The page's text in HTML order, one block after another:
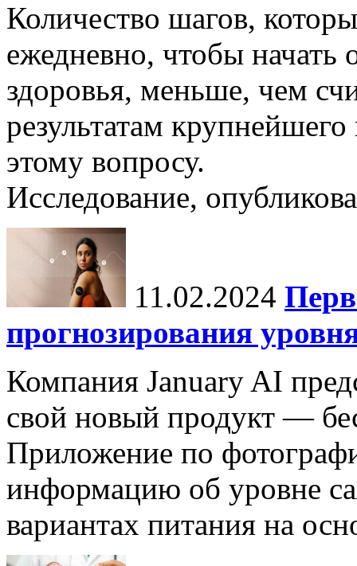
Количество шагов,
ежедневно, чтобы начать
здоровья, меньше, чем
результатам
этому вопросу.
Исследование,
11.02.2024
прогнозирования
Компания January AI
свой новый продукт —
Приложение по
информацию об уровне
вариантах питания на